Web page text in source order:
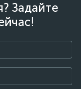
Задайте